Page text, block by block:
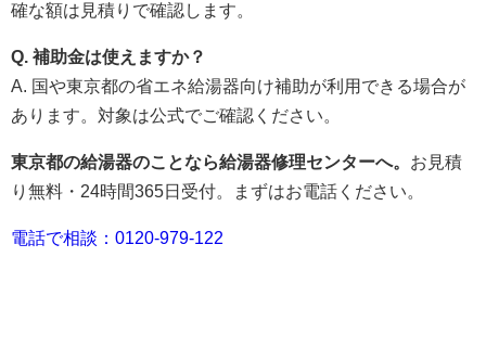
確な額は見積りで確認します。
Q. 補助金は使えますか？
A. 国や東京都の省エネ給湯器向け補助が利用できる場合が
あります。対象は公式でご確認ください。
東京都の給湯器のことなら給湯器修理センターへ。 お見積
り無料・24時間365日受付。まずはお電話ください。
電話で相談：0120-979-122